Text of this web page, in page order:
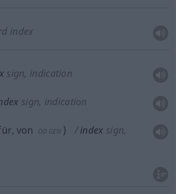
index
sign, indication
sign, indication
von OD GEN ) index sign,